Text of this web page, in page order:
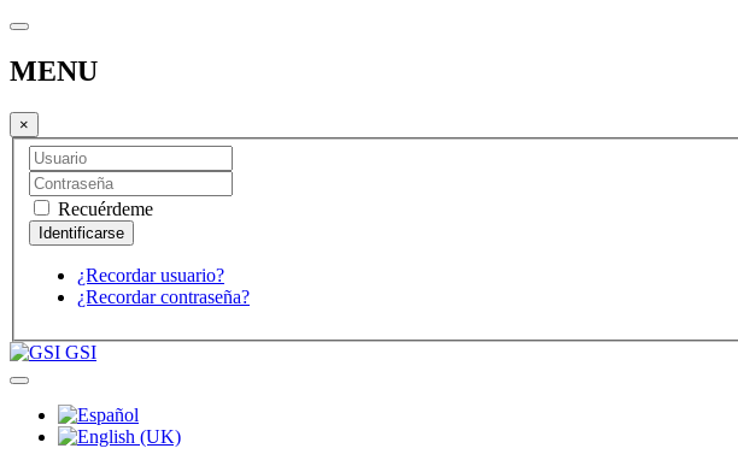
MENU
×
Recuérdeme
¿Recordar usuario?
¿Recordar contraseña?
GSI